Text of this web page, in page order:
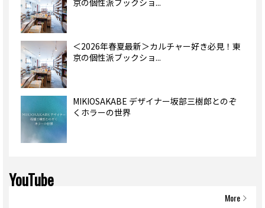
＜2026年春夏最新＞カルチャー好き必見！東
京の個性派ブックショ...
MIKIOSAKABE デザイナー坂部三樹郎とのぞ
くホラーの世界
YouTube
More